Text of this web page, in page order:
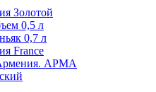
Золотой
0,5 л
0,7 л
France
АРМА